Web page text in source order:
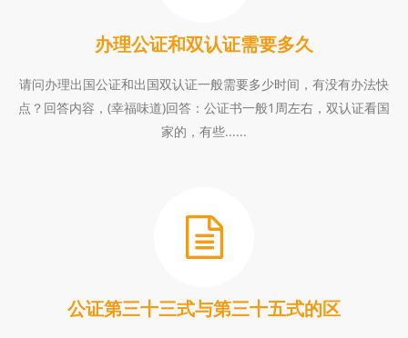
办理公证和双认证需要多久
请问办理出国公证和出国双认证一般需要多少时间，有没有办法快
点？回答内容，(幸福味道)回答：公证书一般1周左右，双认证看国
家的，有些......
公证第三十三式与第三十五式的区